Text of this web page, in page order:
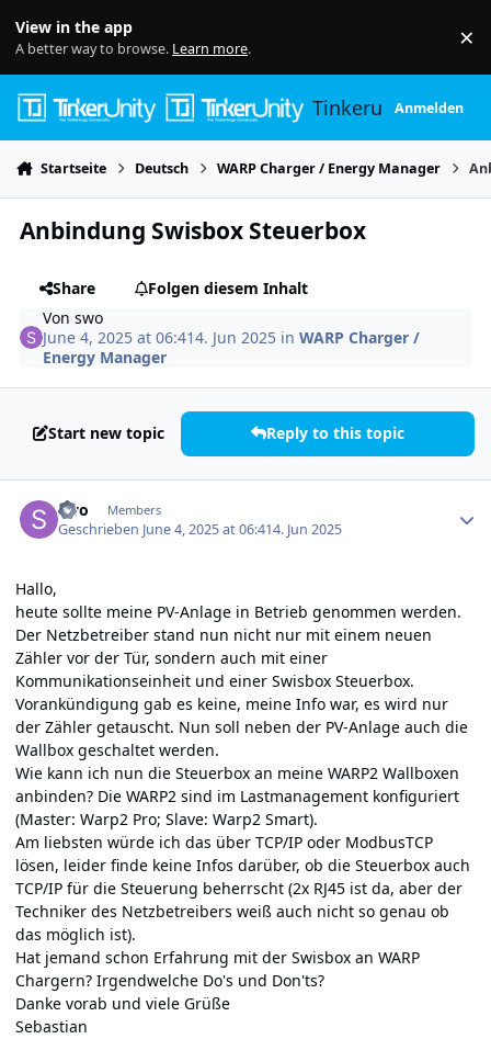
View in the app
A better way to browse. Learn more. ×
TinkerunityAnmelden
Startseite Deutsch WARP Charger / Energy Manager
Anbindung Swisbox Steuerbox
Share
Folgen diesem Inhalt
Vonswo
June 4, 2025 at 06:414. Jun 2025 inWARP Charger /
Energy Manager
Start new topic Reply to this topic
swo Members
Geschrieben June 4, 2025 at 06:414. Jun 2025
Hallo,
heute sollte meine PV-Anlage in Betrieb genommen werden.
Der Netzbetreiber stand nun nicht nur mit einem neuen
Zähler vor der Tür, sondern auch mit einer
Kommunikationseinheit und einer Swisbox Steuerbox.
Vorankündigung gab es keine, meine Info war, es wird nur
der Zähler getauscht. Nun soll neben der PV-Anlage auch die
Wallbox geschaltet werden.
Wie kann ich nun die Steuerbox an meine WARP2 Wallboxen
anbinden? Die WARP2 sind im Lastmanagement konfiguriert
(Master: Warp2 Pro; Slave: Warp2 Smart).
Am liebsten würde ich das über TCP/IP oder ModbusTCP
lösen, leider finde keine Infos darüber, ob die Steuerbox auch
TCP/IP für die Steuerung beherrscht (2x RJ45 ist da, aber der
Techniker des Netzbetreibers weiß auch nicht so genau ob
das möglich ist).
Hat jemand schon Erfahrung mit der Swisbox an WARP
Chargern? Irgendwelche Do's und Don'ts?
Danke vorab und viele Grüße
Sebastian